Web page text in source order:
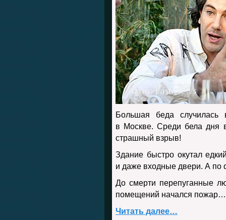
Большая беда случилась
в Москве. Среди бела дня
страшный взрыв!
Здание быстро окутал
и даже входные двери. А по
До смерти перепуганные
помещений начался пожар…
Читать далее…